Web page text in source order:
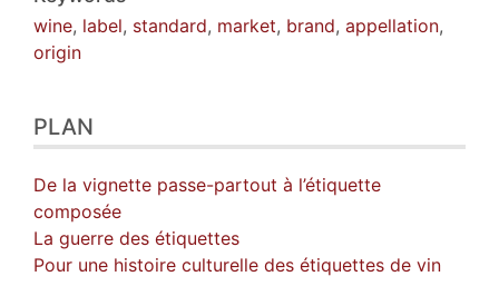
wine, label, standard, market, brand, appellation,
origin
PLAN
De la vignette passe-partout à l’étiquette
composée
La guerre des étiquettes
Pour une histoire culturelle des étiquettes de vin